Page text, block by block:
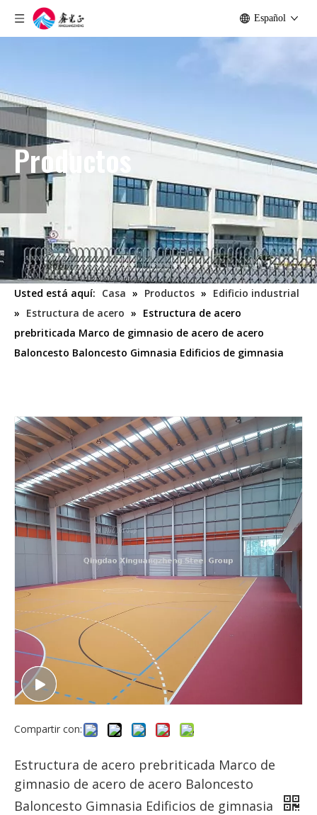
Español
Productos
Usted está aquí: Casa » Productos » Edificio industrial
» Estructura de acero » Estructura de acero
prebriticada Marco de gimnasio de acero de acero
Baloncesto Baloncesto Gimnasia Edificios de gimnasia
Compartir con:
Estructura de acero prebriticada Marco de
gimnasio de acero de acero Baloncesto
Baloncesto Gimnasia Edificios de gimnasia